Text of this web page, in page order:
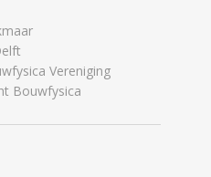
Vereniging
Bouwfysica